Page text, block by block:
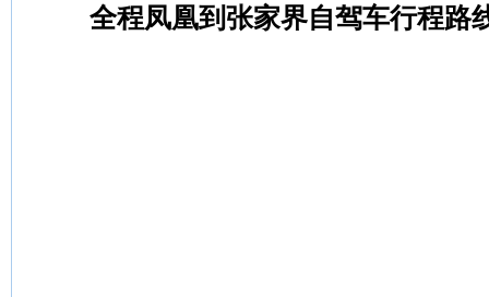
全程凤凰到张家界自驾车行程路